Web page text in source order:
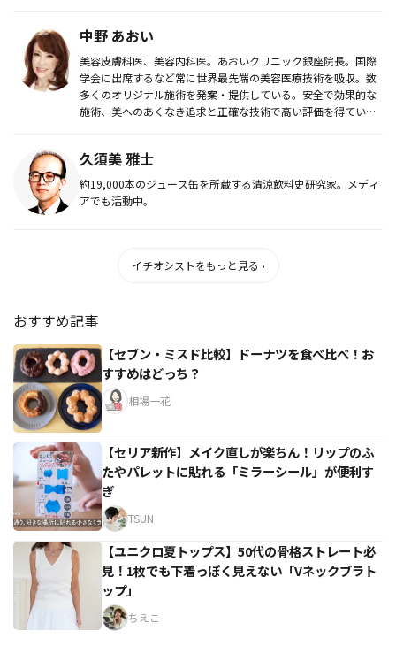
中野 あおい
美容皮膚科医、美容内科医。あおいクリニック銀座院長。国際
学会に出席するなど常に世界最先端の美容医療技術を吸収。数
多くのオリジナル施術を発案・提供している。安全で効果的な
施術、美へのあくなき追求と正確な技術で高い評価を得てい
久須美 雅士
約19,000本のジュース缶を所蔵する清涼飲料史研究家。メディ
アでも活動中。
イチオシストをもっと見る ›
おすすめ記事
【セブン・ミスド比較】ドーナツを食べ比べ！お
すすめはどっち？
相場一花
【セリア新作】メイク直しが楽ちん！リップのふ
たやパレットに貼れる「ミラーシール」が便利す
ぎ
TSUN
【ユニクロ夏トップス】50代の骨格ストレート必
見！1枚でも下着っぽく見えない「Vネックブラト
ップ」
ちえこ